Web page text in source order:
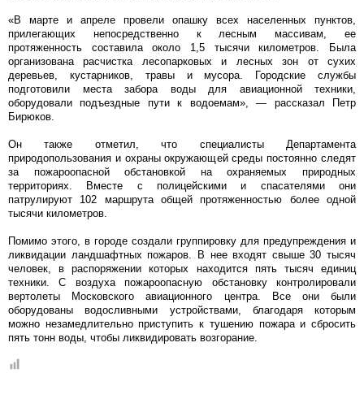
«В марте и апреле провели опашку всех населенных пунктов,
прилегающих непосредственно к лесным массивам, ее
протяженность составила около 1,5 тысячи километров. Была
организована расчистка лесопарковых и лесных зон от сухих
деревьев, кустарников, травы и мусора. Городские службы
подготовили места забора воды для авиационной техники,
оборудовали подъездные пути к водоемам», — рассказал Петр
Бирюков.
Он также отметил, что специалисты Департамента
природопользования и охраны окружающей среды постоянно следят
за пожароопасной обстановкой на охраняемых природных
территориях. Вместе с полицейскими и спасателями они
патрулируют 102 маршрута общей протяженностью более одной
тысячи километров.
Помимо этого, в городе создали группировку для предупреждения и
ликвидации ландшафтных пожаров. В нее входят свыше 30 тысяч
человек, в распоряжении которых находится пять тысяч единиц
техники. С воздуха пожароопасную обстановку контролировали
вертолеты Московского авиационного центра. Все они были
оборудованы водосливными устройствами, благодаря которым
можно незамедлительно приступить к тушению пожара и сбросить
пять тонн воды, чтобы ликвидировать возгорание.